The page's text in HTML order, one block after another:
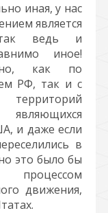
иная, у нас
является
так ведь и
иное!
как по
РФ, так и с
являющихся
и даже если
в
это было бы
движения,